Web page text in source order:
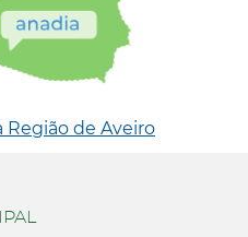
Região de Aveiro